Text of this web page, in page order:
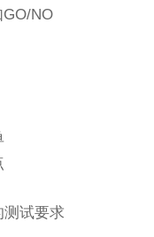
GO/NO
测试要求